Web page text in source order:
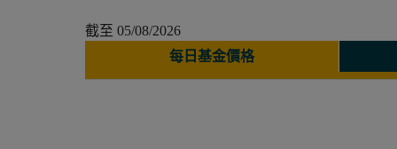
截至 05/08/2026
每日基金價格